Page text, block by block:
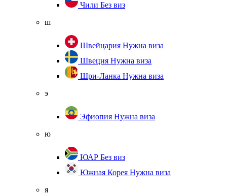
Чили Без виз
ш
Швейцария Нужна виза
Швеция Нужна виза
Шри-Ланка Нужна виза
э
Эфиопия Нужна виза
ю
ЮАР Без виз
Южная Корея Нужна виза
я